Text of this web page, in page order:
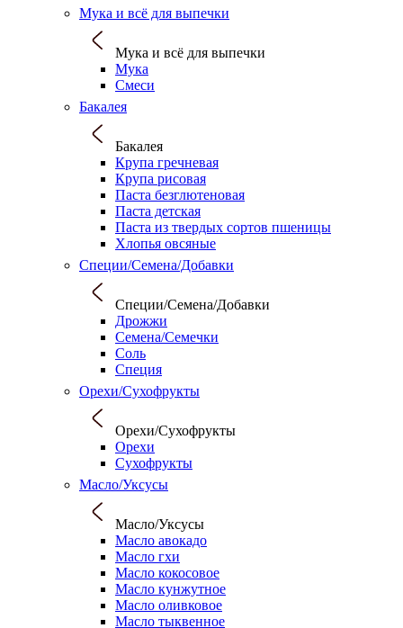
Мука и всё для выпечки
Мука и всё для выпечки
Мука
Смеси
Бакалея
Бакалея
Крупа гречневая
Крупа рисовая
Паста безглютеновая
Паста детская
Паста из твердых сортов пшеницы
Хлопья овсяные
Специи/Семена/Добавки
Специи/Семена/Добавки
Дрожжи
Семена/Семечки
Соль
Специя
Орехи/Сухофрукты
Орехи/Сухофрукты
Орехи
Сухофрукты
Масло/Уксусы
Масло/Уксусы
Масло авокадо
Масло гхи
Масло кокосовое
Масло кунжутное
Масло оливковое
Масло тыквенное